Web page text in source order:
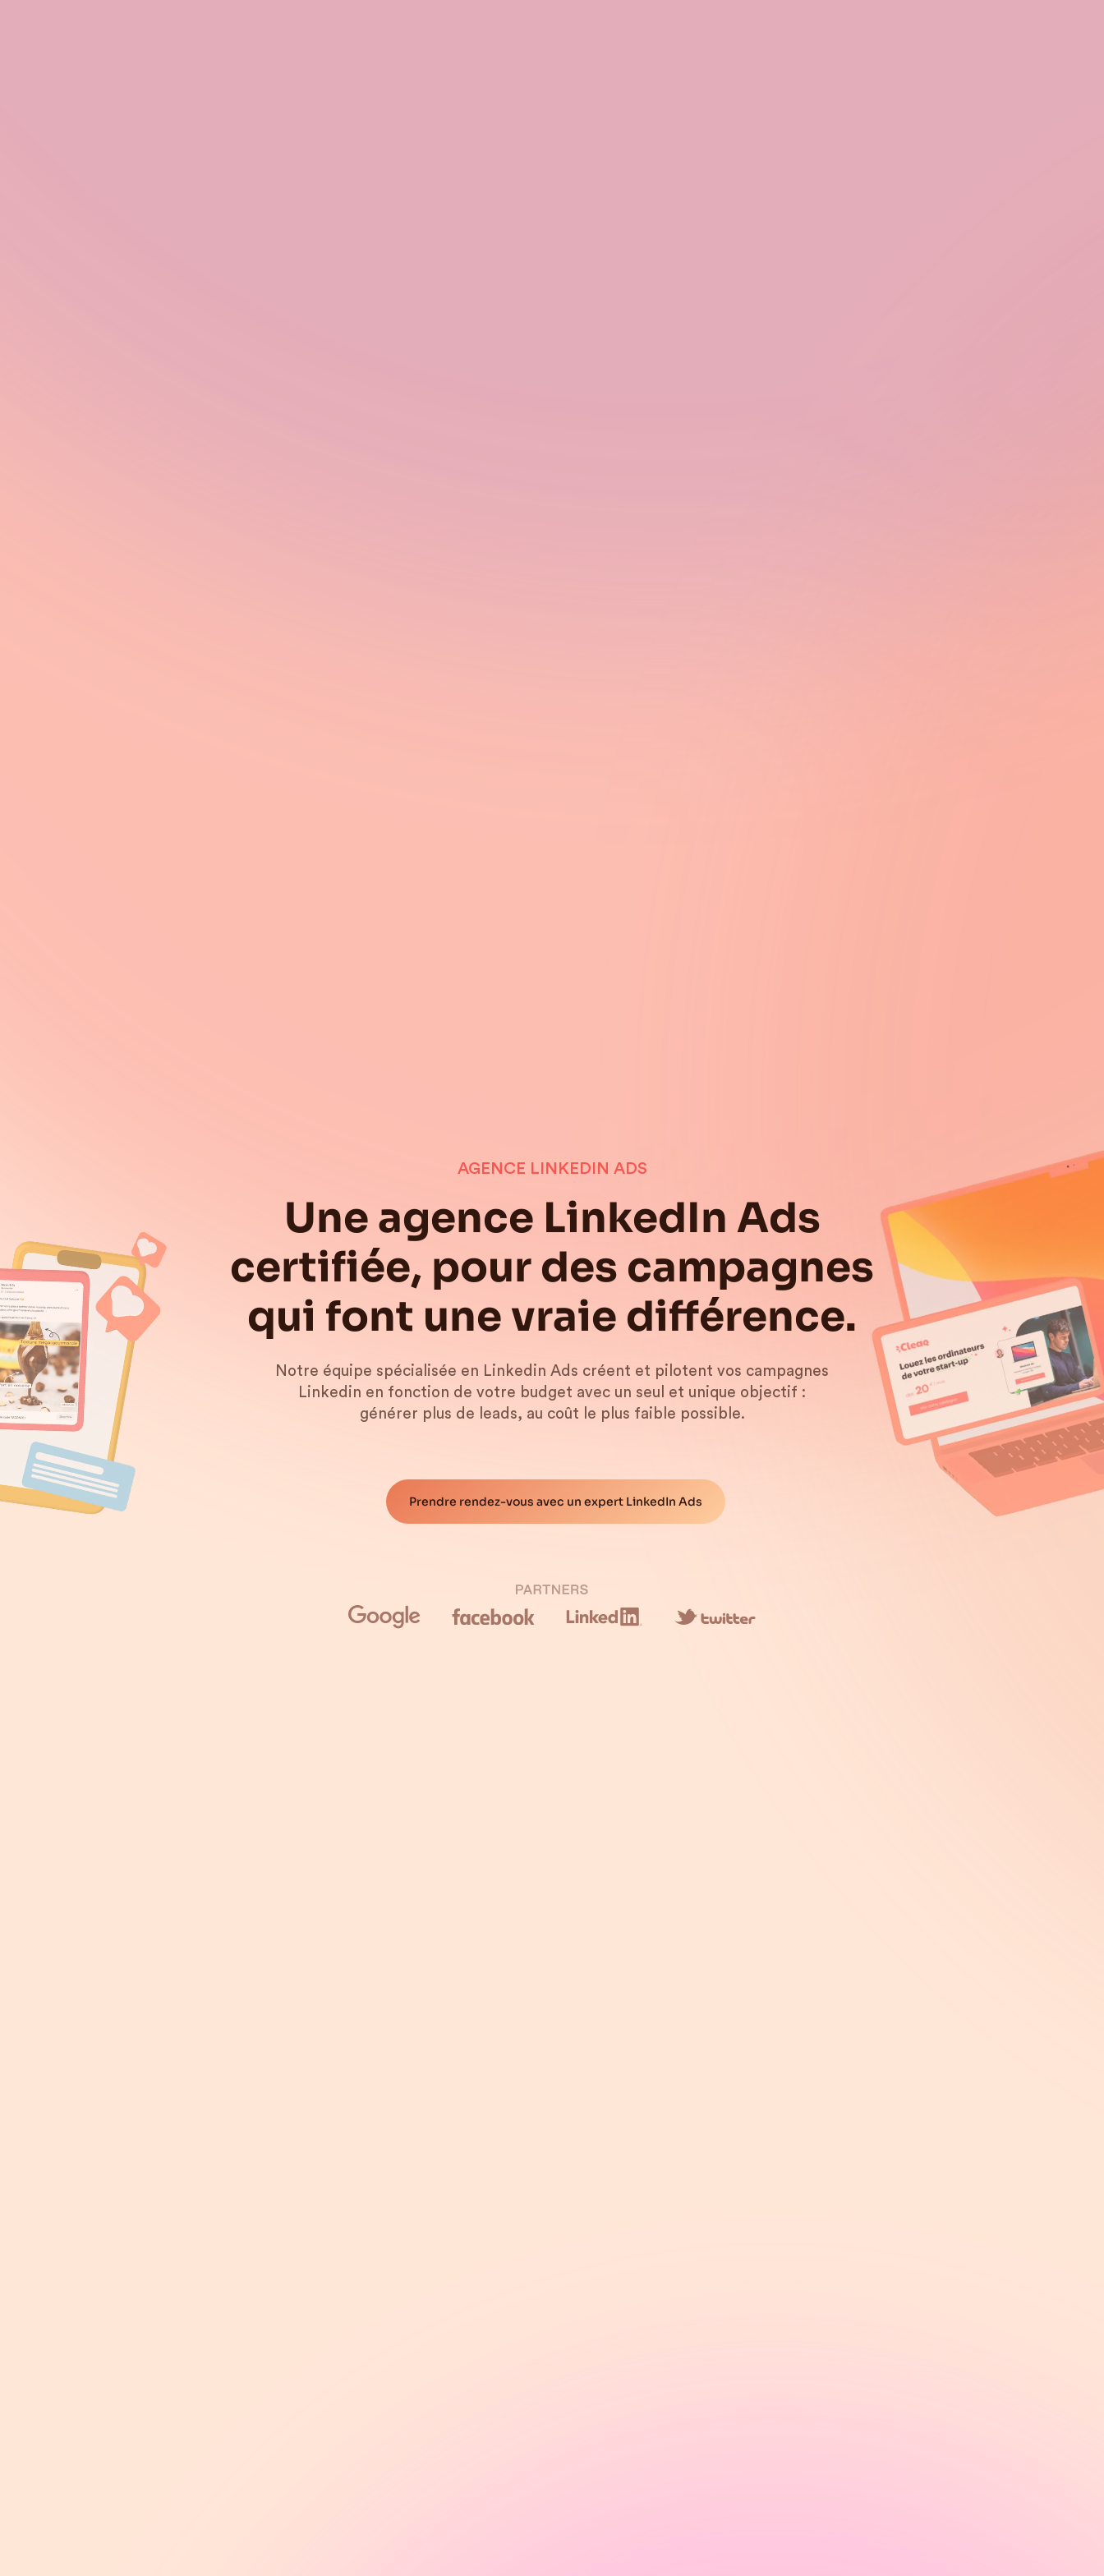
AGENCE LINKEDIN ADS
Une agence LinkedIn Ads
certifiée, pour des campagnes
qui font une vraie différence.
Notre équipe spécialisée en Linkedin Ads créent et pilotent vos campagnes
Linkedin en fonction de votre budget avec un seul et unique objectif :
générer plus de leads, au coût le plus faible possible.
Prendre rendez-vous avec un expert LinkedIn Ads